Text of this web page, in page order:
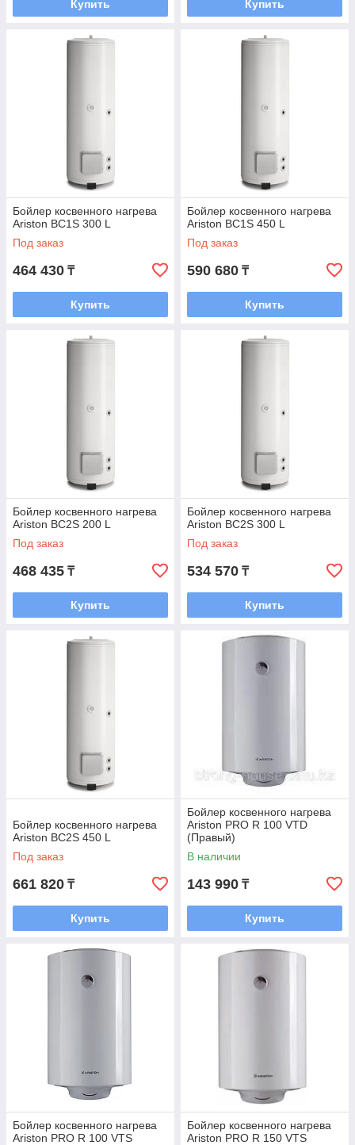
Купить Купить
Бойлер косвенного нагрева
Ariston BC1S 300 L
Под заказ
464 430 ₸
Купить
Бойлер косвенного нагрева
Ariston BC1S 450 L
Под заказ
590 680 ₸
Купить
Бойлер косвенного нагрева
Ariston BC2S 200 L
Под заказ
468 435 ₸
Купить
Бойлер косвенного нагрева
Ariston BC2S 300 L
Под заказ
534 570 ₸
Купить
Бойлер косвенного нагрева
Ariston BC2S 450 L
Под заказ
661 820 ₸
Купить
Бойлер косвенного нагрева
Ariston PRO R 100 VTD
(Правый)
В наличии
143 990 ₸
Купить
Бойлер косвенного нагрева
Ariston PRO R 100 VTS
Бойлер косвенного нагрева
Ariston PRO R 150 VTS